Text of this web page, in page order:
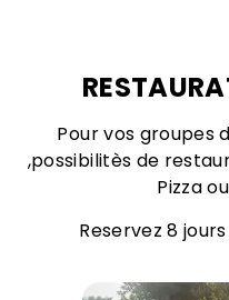
Pour vos groupes
,possibilitès de
Pizza
Reservez 8